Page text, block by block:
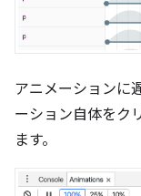
アニメーションに
ーション自体をク
ます。